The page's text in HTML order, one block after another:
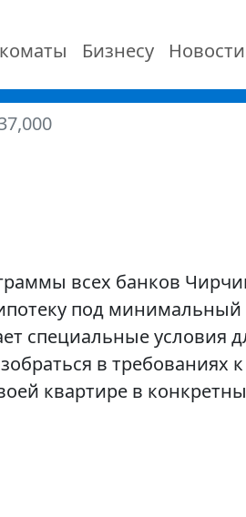
Бизнесу Новости
всех банков
под минимальный
специальные условия
в требованиях
квартире в